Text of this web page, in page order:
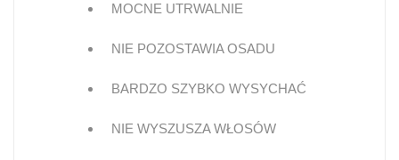
MOCNE UTRWALNIE
NIE POZOSTAWIA OSADU
BARDZO SZYBKO WYSYCHAĆ
NIE WYSZUSZA WŁOSÓW